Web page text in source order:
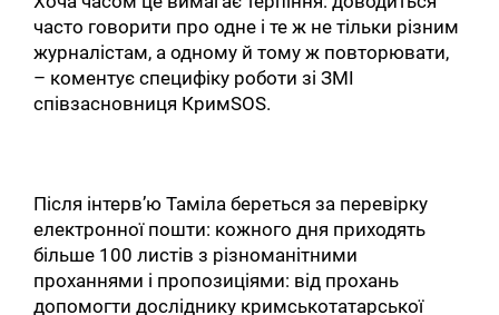
часто говорити про одне і те ж не тільки різним
журналістам, а одному й тому ж повторювати,
– коментує специфіку роботи зі ЗМІ
співзасновниця КримSOS.
Після інтерв’ю Таміла береться за перевірку
електронної пошти: кожного дня приходять
більше 100 листів з різноманітними
проханнями і пропозиціями: від прохань
допомогти досліднику кримськотатарської